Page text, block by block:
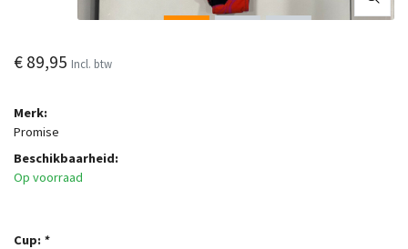
€ 89,95 Incl. btw
Merk:
Promise
Beschikbaarheid:
Op voorraad
Cup: *